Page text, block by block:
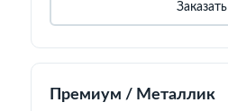
Заказать
Премиум / Металлик